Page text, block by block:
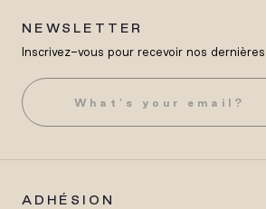
NEWSLETTER
Inscrivez-vous pour recevoir nos
ADHÉSION